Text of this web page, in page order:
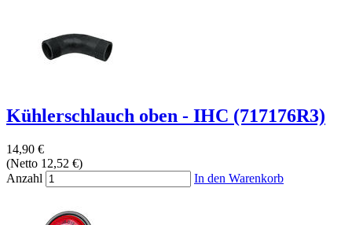
Kühlerschlauch oben - IHC (717176R3)
14,90 €
(Netto 12,52 €)
Anzahl
In den Warenkorb